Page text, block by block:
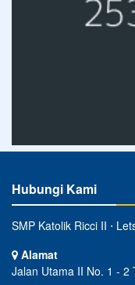
Hubungi Kami
SMP Katolik Ricci II ⋅
Alamat
Jalan Utama II No. 1 - 2